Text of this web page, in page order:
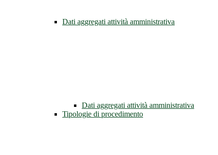
Dati aggregati attività amministrativa
Dati aggregati attività amministrativa
Tipologie di procedimento